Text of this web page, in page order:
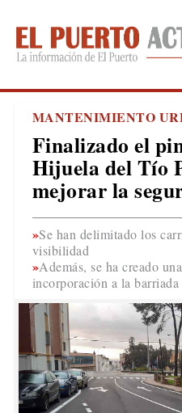
MANTENIMIENTO
Finalizado el
Hijuela del Tío
mejorar la
Se han delimitado los
visibilidad
Además, se ha creado
incorporación a la